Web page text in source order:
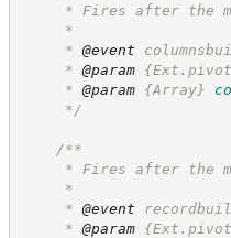
* Fires after the
*
* @event
* @param
* @param {Array}
*/
/**
* Fires after the
*
* @event
* @param